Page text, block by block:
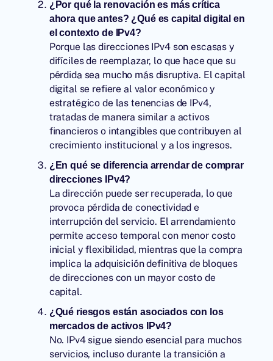
¿Por qué la renovación es más crítica
ahora que antes? ¿Qué es capital digital en
el contexto de IPv4?
Porque las direcciones IPv4 son escasas y
difíciles de reemplazar, lo que hace que su
pérdida sea mucho más disruptiva. El capital
digital se refiere al valor económico y
estratégico de las tenencias de IPv4,
tratadas de manera similar a activos
financieros o intangibles que contribuyen al
crecimiento institucional y a los ingresos.
¿En qué se diferencia arrendar de comprar
direcciones IPv4?
La dirección puede ser recuperada, lo que
provoca pérdida de conectividad e
interrupción del servicio. El arrendamiento
permite acceso temporal con menor costo
inicial y flexibilidad, mientras que la compra
implica la adquisición definitiva de bloques
de direcciones con un mayor costo de
capital.
¿Qué riesgos están asociados con los
mercados de activos IPv4?
No. IPv4 sigue siendo esencial para muchos
servicios, incluso durante la transición a